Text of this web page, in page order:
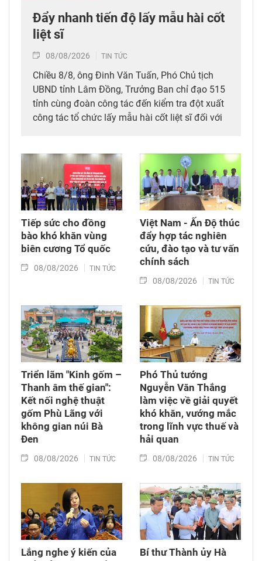
Đẩy nhanh tiến độ lấy mẫu hài cốt
liệt sĩ
08/08/2026 TIN TỨC
Chiều 8/8, ông Đinh Văn Tuấn, Phó Chủ tịch
UBND tỉnh Lâm Đồng, Trưởng Ban chỉ đạo 515
tỉnh cùng đoàn công tác đến kiểm tra đột xuất
công tác tổ chức lấy mẫu hài cốt liệt sĩ đối với
thời tặng quà cho cán bộ, chiến sĩ tham gia
công tác lấy mẫu tại đây.
Tiếp sức cho đồng
bào khó khăn vùng
biên cương Tổ quốc
08/08/2026 TIN TỨC
Việt Nam - Ấn Độ thúc
đẩy hợp tác nghiên
cứu, đào tạo và tư vấn
chính sách
08/08/2026 TIN TỨC
Triển lãm "Kinh gốm –
Thanh âm thế gian":
Kết nối nghệ thuật
gốm Phù Lãng với
không gian núi Bà
Đen
08/08/2026 TIN TỨC
Phó Thủ tướng
Nguyễn Văn Thắng
làm việc về giải quyết
khó khăn, vướng mắc
trong lĩnh vực thuế và
hải quan
08/08/2026 TIN TỨC
Lắng nghe ý kiến của
Bí thư Thành ủy Hà